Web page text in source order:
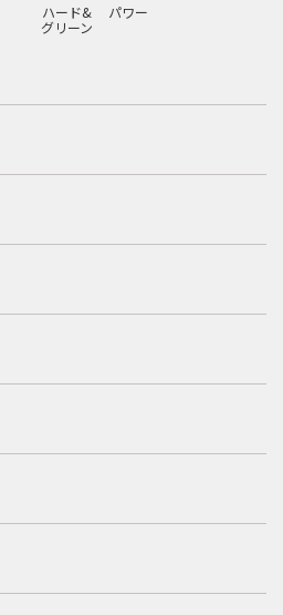
ハード&
グリーン
パワー